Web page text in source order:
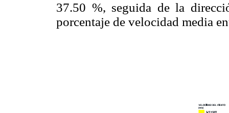
37.50 %, seguida de la
porcentaje de velocidad media